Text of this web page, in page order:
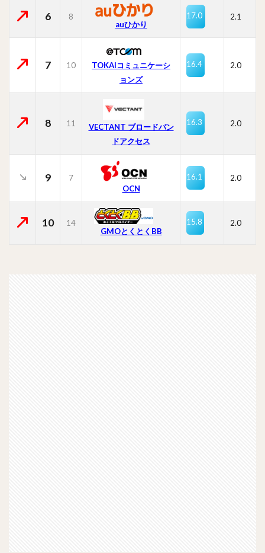
6
8
auひかり
17.0 2.1
7 10
TOKAIコミュニケーシ
ョンズ
16.4 2.0
8 11
VECTANT ブロードバン
ドアクセス
16.3 2.0
9
7
OCN
16.1 2.0
10
14
GMOとくとくBB
15.8 2.0